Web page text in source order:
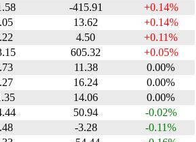
-415.91
+0.14%
13.62
+0.14%
4.50
+0.11%
605.32
+0.05%
11.38
0.00%
16.24
0.00%
14.06
0.00%
50.94
-0.02%
-3.28
-0.11%